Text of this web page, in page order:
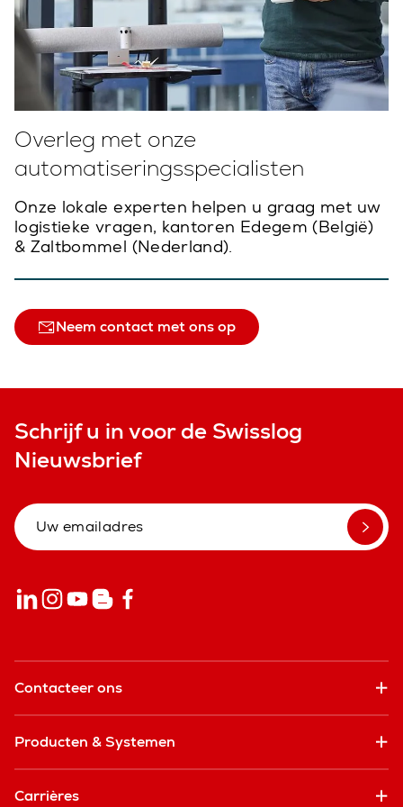
Overleg met onze
automatiseringsspecialisten
Onze lokale experten helpen u graag met uw
logistieke vragen, kantoren Edegem (België)
& Zaltbommel (Nederland).
Neem contact met ons op
Schrijf u in voor de Swisslog
Nieuwsbrief
Contacteer ons
Producten & Systemen
Carrières